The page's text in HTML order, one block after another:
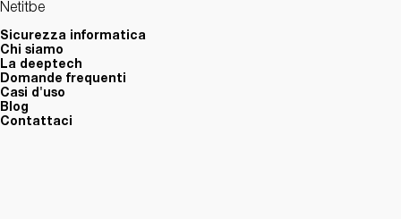
Netitbe
Sicurezza informatica
Chi siamo
La deeptech
Domande frequenti
Casi d'uso
Blog
Contattaci